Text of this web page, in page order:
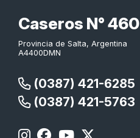
Caseros N° 460
Provincia de Salta, Argentina
A4400DMN
(0387) 421-6285
(0387) 421-5763